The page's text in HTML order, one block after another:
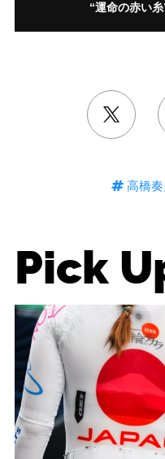
“運命の赤い
高橋
Pick